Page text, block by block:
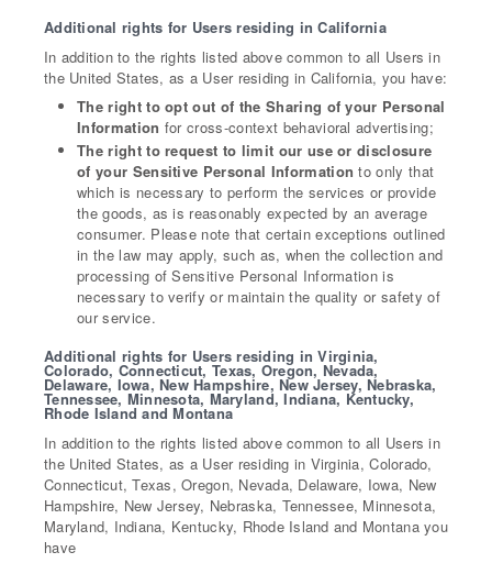
Additional rights for Users residing in California
In addition to the rights listed above common to all Users in
the United States, as a User residing in California, you have:
The right to opt out of the Sharing of your Personal
Information for cross-context behavioral advertising;
The right to request to limit our use or disclosure
of your Sensitive Personal Information to only that
which is necessary to perform the services or provide
the goods, as is reasonably expected by an average
consumer. Please note that certain exceptions outlined
in the law may apply, such as, when the collection and
processing of Sensitive Personal Information is
necessary to verify or maintain the quality or safety of
our service.
Additional rights for Users residing in Virginia,
Colorado, Connecticut, Texas, Oregon, Nevada,
Delaware, Iowa, New Hampshire, New Jersey, Nebraska,
Tennessee, Minnesota, Maryland, Indiana, Kentucky,
Rhode Island and Montana
In addition to the rights listed above common to all Users in
the United States, as a User residing in Virginia, Colorado,
Connecticut, Texas, Oregon, Nevada, Delaware, Iowa, New
Hampshire, New Jersey, Nebraska, Tennessee, Minnesota,
Maryland, Indiana, Kentucky, Rhode Island and Montana you
have